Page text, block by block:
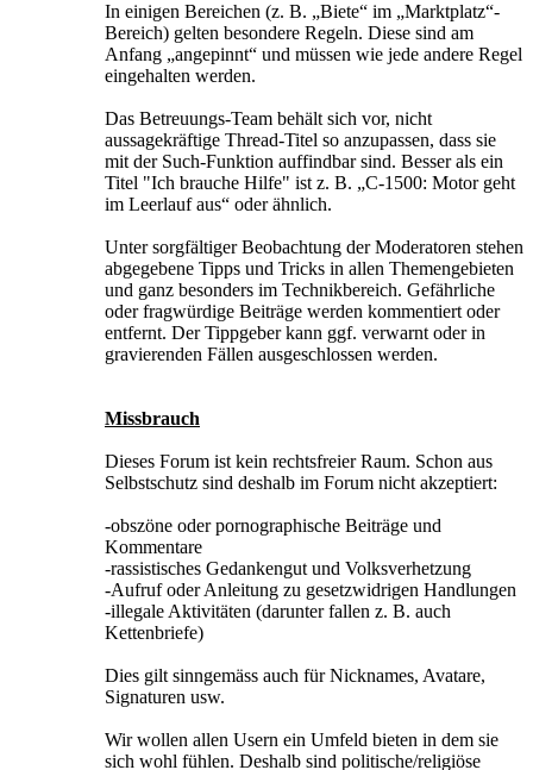
In einigen Bereichen (z. B. „Biete“ im „Marktplatz“-
Bereich) gelten besondere Regeln. Diese sind am
Anfang „angepinnt“ und müssen wie jede andere Regel
eingehalten werden.
Das Betreuungs-Team behält sich vor, nicht
aussagekräftige Thread-Titel so anzupassen, dass sie
mit der Such-Funktion auffindbar sind. Besser als ein
Titel "Ich brauche Hilfe" ist z. B. „C-1500: Motor geht
im Leerlauf aus“ oder ähnlich.
Unter sorgfältiger Beobachtung der Moderatoren stehen
abgegebene Tipps und Tricks in allen Themengebieten
und ganz besonders im Technikbereich. Gefährliche
oder fragwürdige Beiträge werden kommentiert oder
entfernt. Der Tippgeber kann ggf. verwarnt oder in
gravierenden Fällen ausgeschlossen werden.
Missbrauch
Dieses Forum ist kein rechtsfreier Raum. Schon aus
Selbstschutz sind deshalb im Forum nicht akzeptiert:
-obszöne oder pornographische Beiträge und
Kommentare
-rassistisches Gedankengut und Volksverhetzung
-Aufruf oder Anleitung zu gesetzwidrigen Handlungen
-illegale Aktivitäten (darunter fallen z. B. auch
Kettenbriefe)
Dies gilt sinngemäss auch für Nicknames, Avatare,
Signaturen usw.
Wir wollen allen Usern ein Umfeld bieten in dem sie
sich wohl fühlen. Deshalb sind politische/religiöse